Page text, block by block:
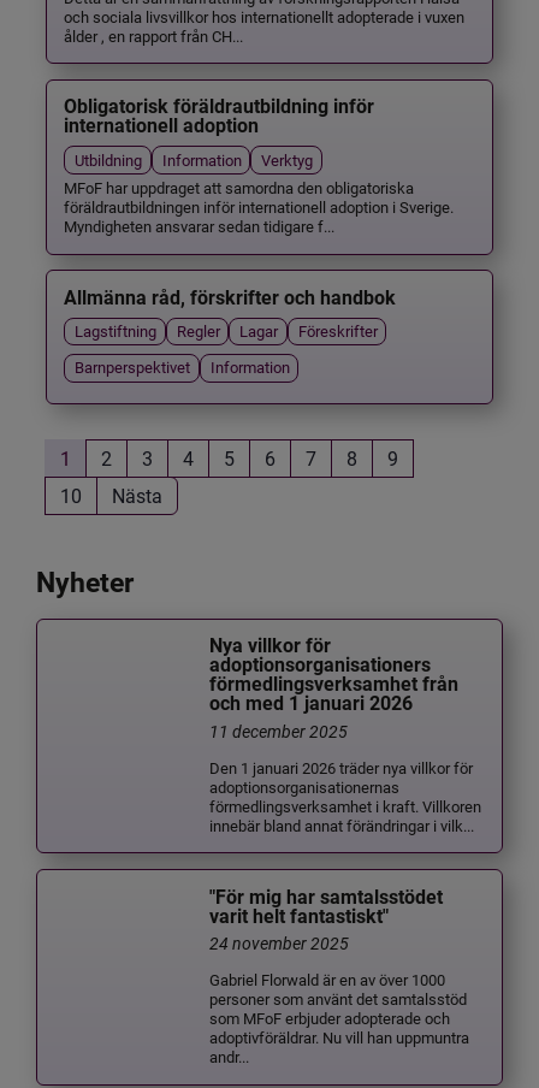
och sociala livsvillkor hos internationellt adopterade i vuxen
ålder , en rapport från CH...
Obligatorisk föräldrautbildning inför
internationell adoption
Utbildning Information
Verktyg
MFoF har uppdraget att samordna den obligatoriska
föräldrautbildningen inför internationell adoption i Sverige.
Myndigheten ansvarar sedan tidigare f...
Allmänna råd, förskrifter och handbok
Lagstiftning Regler Lagar
Föreskrifter
Barnperspektivet
Information
1 2 3 4 5 6 7 8
9
10
Nästa
Nyheter
Nya villkor för
adoptionsorganisationers
förmedlingsverksamhet från
och med 1 januari 2026
11 december 2025
Den 1 januari 2026 träder nya villkor för
adoptionsorganisationernas
förmedlingsverksamhet i kraft. Villkoren
innebär bland annat förändringar i vilk...
"För mig har samtalsstödet
varit helt fantastiskt"
24 november 2025
Gabriel Florwald är en av över 1000
personer som använt det samtalsstöd
som MFoF erbjuder adopterade och
adoptivföräldrar. Nu vill han uppmuntra
andr...